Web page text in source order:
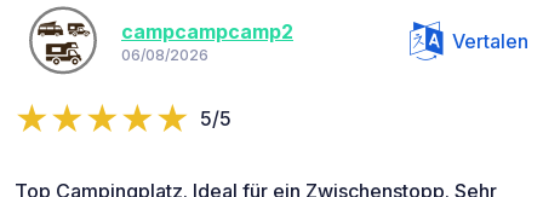
campcampcamp2
06/08/2026
Vertalen
5/5
Top Campingplatz. Ideal für ein Zwischenstopp. Sehr